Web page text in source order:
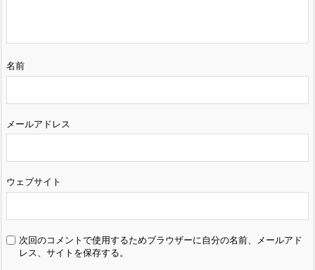
名前
メールアドレス
ウェブサイト
次回のコメントで使用するためブラウザーに自分の名前、メールアド
レス、サイトを保存する。